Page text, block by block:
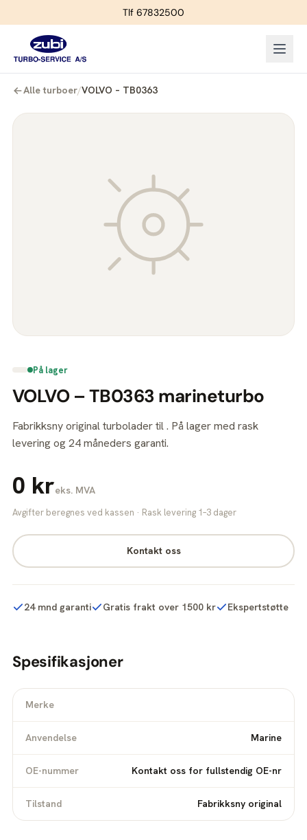
Tlf 67832500
Alle turboer/VOLVO – TB0363
På lager
VOLVO – TB0363 marineturbo
Fabrikksny original turbolader til . På lager med rask
levering og 24 måneders garanti.
0 kreks. MVA
Avgifter beregnes ved kassen · Rask levering 1–3 dager
Kontakt oss
24 mnd garanti Gratis frakt over 1500 kr Ekspertstøtte
Spesifikasjoner
Merke
Anvendelse Marine
OE-nummer Kontakt oss for fullstendig OE-nr
Tilstand Fabrikksny original